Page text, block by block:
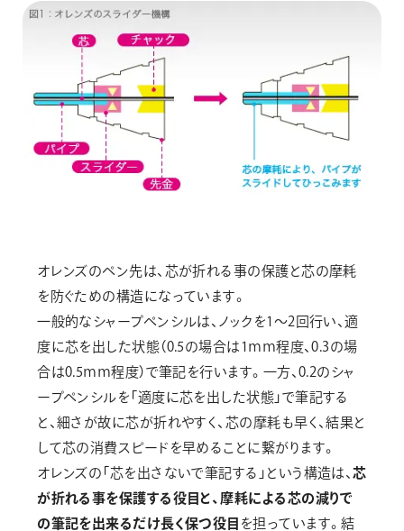
オレンズのペン先は、芯が折れる事の保護と芯の摩耗
を防ぐための構造になっています。
一般的なシャープペンシルは、ノックを1～2回行い、適
度に芯を出した状態（0.5の場合は1ｍｍ程度、0.3の場
合は0.5ｍｍ程度）で筆記を行います。一方、0.2のシャ
ープペンシルを「適度に芯を出した状態」で筆記する
と、細さが故に芯が折れやすく、芯の摩耗も早く、結果と
して芯の消費スピードを早めることに繋がります。
オレンズの「芯を出さないで筆記する」という構造は、芯
が折れる事を保護する役目と、摩耗による芯の減りで
の筆記を出来るだけ長く保つ役目 を担っています。結